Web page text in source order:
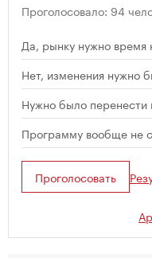
Проголосовало: 94
Да, рынку нужно время
Нет, изменения нужно
Нужно было перенести
Программу вообще не
Проголосовать